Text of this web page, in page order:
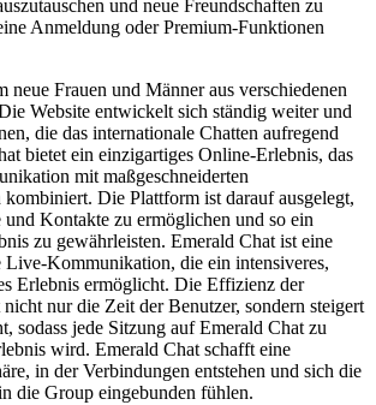
und neue Freundschaften zu
Anmeldung oder Premium-Funktionen
neue Frauen und Männer aus verschiedenen
Website entwickelt sich ständig weiter und
die das internationale Chatten aufregend
bietet ein einzigartiges Online-Erlebnis, das
mit maßgeschneiderten
kombiniert. Die Plattform ist darauf ausgelegt,
und Kontakte zu ermöglichen und so ein
zu gewährleisten. Emerald Chat ist eine
Live-Kommunikation, die ein intensiveres,
Erlebnis ermöglicht. Die Effizienz der
nur die Zeit der Benutzer, sondern steigert
sodass jede Sitzung auf Emerald Chat zu
wird. Emerald Chat schafft eine
in der Verbindungen entstehen und sich die
die Group eingebunden fühlen.